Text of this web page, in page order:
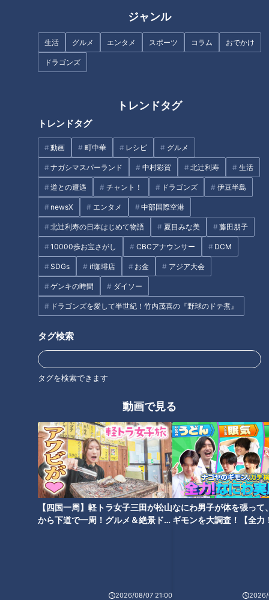
ジャンル
生活 グルメ エンタメ スポーツ コラム おでかけ
ドラゴンズ
トレンドタグ
トレンドタグ
動画 町中華 レシピ グルメ
ナガシマスパーランド 中村彩賀 北辻利寿 生活
道との遭遇 チャント！ ドラゴンズ 伊豆半島
newsX エンタメ 中部国際空港
北辻利寿の日本はじめて物語 夏目みな美 藤田朋子
10000歩お宝さがし CBCアナウンサー DCM
SDGs if珈琲店 お金 アジア大会
ゲンキの時間 ダイソー
ドラゴンズを愛して半世紀！竹内茂喜の『野球のドテ煮』
タグ検索
タグを検索できます
動画で見る
【四国一周】軽トラ女子三田が松山
から下道で一周！グルメ＆絶景ドラ
2026/08/07 21:00
なにわ男子が体を張って
ギモンを大調査！【全力
2026/
がぶらり旅
か…ハナコ岡部が険しすぎる遊
歩道で大量のキノコ発見 ジャッ
ジした専門家も驚く
自閉症の一人息子と父親の日
常…90代の現役看護師…ヒュー
マンドキュメンタリー総集編
跡！都市伝説 #13
「ポークソテー アップルソー
ス」の作り方【キユーピー３分
クッキング】
「早く働きたい！」コロナ禍を
経て、看護師への道を進む生徒
たち 岐阜市『済美高校』衛生看
護科をマヂラブがリポート
タグ
オススメ関連コンテンツ
日本最大級のネット中古書店、
在庫100万点から効率よく商品
を見つける秘密
花粉症シーズン到来！ 正しい
目薬のさし方
レンチンで冷たい？電子レンジ
「子どもにスマホ、タブレッ